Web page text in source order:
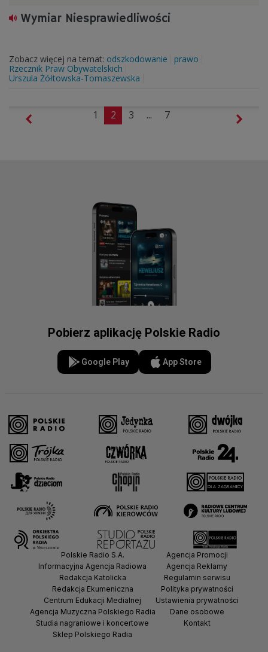
Wymiar Niesprawiedliwości
Zobacz więcej na temat: odszkodowanie
prawo
Rzecznik Praw Obywatelskich
Urszula Żółtowska-Tomaszewska
1 2 3 ... 7
Pobierz aplikację Polskie Radio
Google Play App Store
Polskie Radio S.A.
Informacyjna Agencja Radiowa
Redakcja Katolicka
Redakcja Ekumeniczna
Centrum Edukacji Medialnej
Agencja Muzyczna Polskiego Radia
Studia nagraniowe i koncertowe
Sklep Polskiego Radia
Agencja Promocji
Agencja Reklamy
Regulamin serwisu
Polityka prywatności
Ustawienia prywatności
Dane osobowe
Kontakt